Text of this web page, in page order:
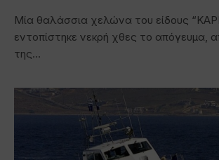
Μία θαλάσσια χελώνα του είδους
εντοπίστηκε νεκρή χθες το απόγευμα,
της…